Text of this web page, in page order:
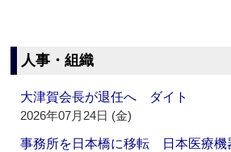
人事・組織
大津賀会長が退任へ ダイト
2026年07月24日 (金)
事務所を日本橋に移転 日本医療機